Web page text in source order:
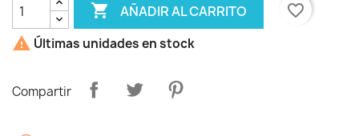
 AÑADIR AL CARRITO
favorite_border
 Últimas unidades en stock
Compartir